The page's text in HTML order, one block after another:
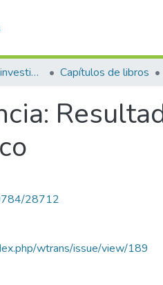
GICOMP: Grupo de investigación en computación Capítulos de libros
28712
wtrans/issue/view/189